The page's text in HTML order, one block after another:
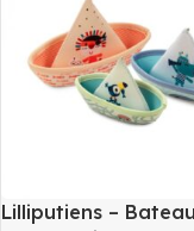
Lilliputiens –